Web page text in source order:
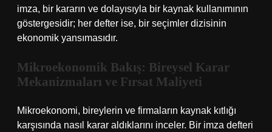
imza, bir kararın ve dolayısıyla bir kaynak kullanımının
göstergesidir; her defter ise, bir seçimler dizisinin
ekonomik yansımasıdır.
Mikroekonomik Bakış: Bireysel Karar
Mekanizmaları ve Fırsat Maliyeti
Mikroekonomi, bireylerin ve firmaların kaynak kıtlığı
karşısında nasıl karar aldıklarını inceler. Bir imza defteri